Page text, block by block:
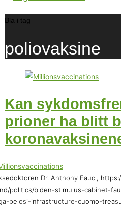
Bla i tag
poliovaksine
Kan
prioner ha blitt
Dr. Anthony Fauci,
politics/biden-stimulus-cabinet-
pelosi-infrastructure-cuomo-